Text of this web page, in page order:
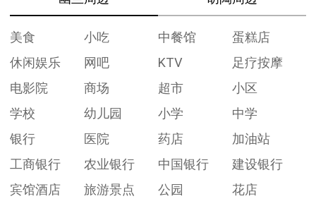
美食 小吃 中餐馆
蛋糕店
休闲娱乐
网吧 KTV
足疗按摩
电影院
商场 超市
小区
学校
幼儿园 小学
中学
银行
医院 药店
加油站
工商银行
农业银行 中国银行
建设银行
宾馆酒店
旅游景点 公园
花店